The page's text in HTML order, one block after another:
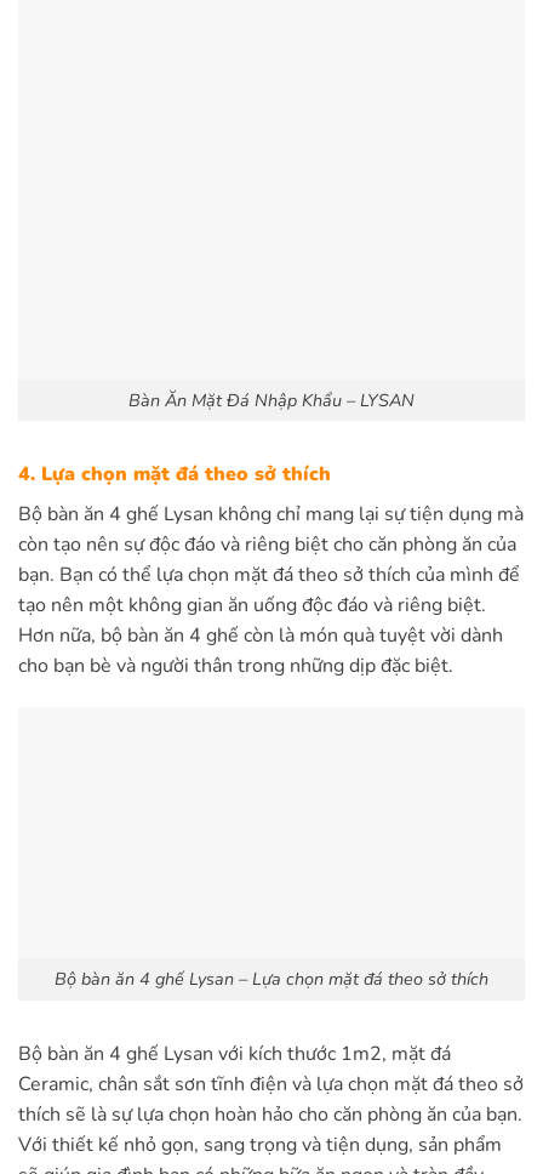
Bàn Ăn Mặt Đá Nhập Khẩu – LYSAN
4. Lựa chọn mặt đá theo sở thích
Bộ bàn ăn 4 ghế Lysan không chỉ mang lại sự tiện dụng mà
còn tạo nên sự độc đáo và riêng biệt cho căn phòng ăn của
bạn. Bạn có thể lựa chọn mặt đá theo sở thích của mình để
tạo nên một không gian ăn uống độc đáo và riêng biệt.
Hơn nữa, bộ bàn ăn 4 ghế còn là món quà tuyệt vời dành
cho bạn bè và người thân trong những dịp đặc biệt.
Bộ bàn ăn 4 ghế Lysan – Lựa chọn mặt đá theo sở thích
Bộ bàn ăn 4 ghế Lysan với kích thước 1m2, mặt đá
Ceramic, chân sắt sơn tĩnh điện và lựa chọn mặt đá theo sở
thích sẽ là sự lựa chọn hoàn hảo cho căn phòng ăn của bạn.
Với thiết kế nhỏ gọn, sang trọng và tiện dụng, sản phẩm